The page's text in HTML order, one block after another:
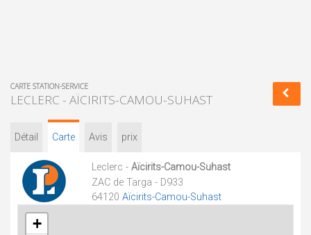
CARTE STATION-SERVICE
LECLERC - AÏCIRITS-CAMOU-SUHAST
Détail Carte Avis prix
Leclerc - Aïcirits-Camou-Suhast
ZAC de Targa - D933
64120 Aïcirits-Camou-Suhast
+